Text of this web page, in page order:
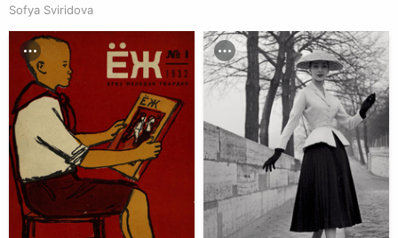
Sofya Sviridova